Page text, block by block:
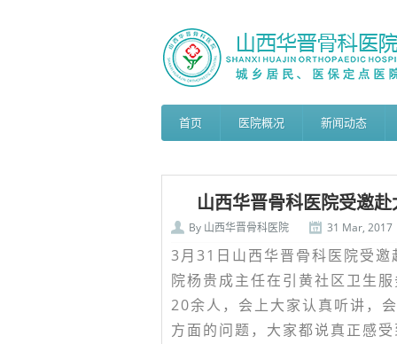
首页 医院概况 新闻动态
山西华晋骨科医院受邀
By 山西华晋骨科医院 31 Mar, 2017
3月31日山西华晋骨科医院受
院杨贵成主任在引黄社区卫生
20余人，会上大家认真听讲，
方面的问题，大家都说真正感